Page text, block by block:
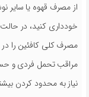
از مصرف قهوه یا سایر
خودداری کنید، در
مصرف کلی کافئین را
مراقب تحمل فردی و
نیاز به محدود کردن